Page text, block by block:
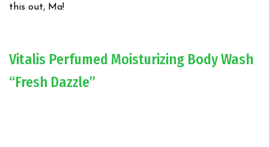
this out, Ma!
Vitalis Perfumed Moisturizing Body Wash
“Fresh Dazzle”